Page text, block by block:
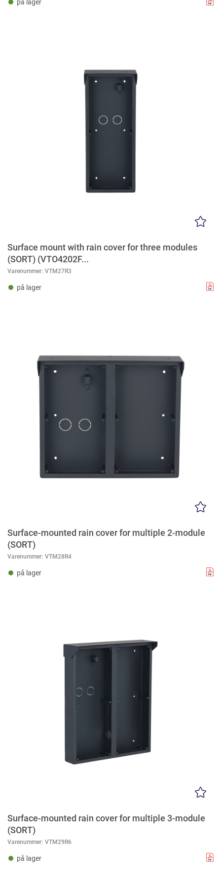
på lager
Surface mount with rain cover for three modules
(SORT) (VTO4202F...
Varenummer: VTM27R3
på lager
Surface-mounted rain cover for multiple 2-module
(SORT)
Varenummer: VTM28R4
på lager
Surface-mounted rain cover for multiple 3-module
(SORT)
Varenummer: VTM29R6
på lager